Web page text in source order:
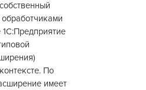
По
имеет